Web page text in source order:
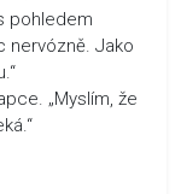
pohledem
nervózně. Jako
„Myslím, že